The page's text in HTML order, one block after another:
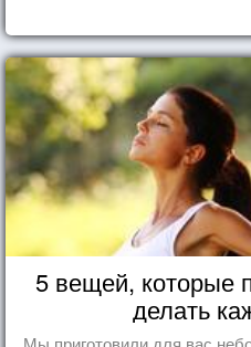
5 вещей, которые
делать